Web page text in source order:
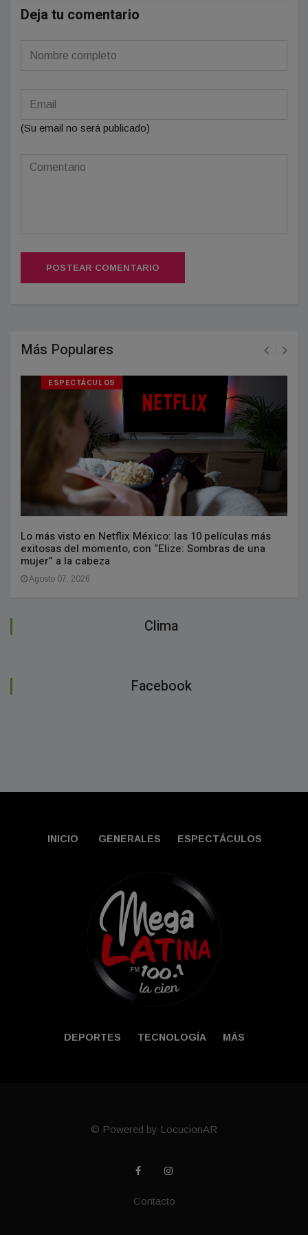
Deja tu comentario
(Su email no será publicado)
POSTEAR COMENTARIO
Más Populares
ESPECTÁCULOS
Lo más visto en Netflix México: las 10 películas más
exitosas del momento, con “Elize: Sombras de una
mujer” a la cabeza
Agosto 07, 2026
Clima
Facebook
INICIO GENERALES ESPECTÁCULOS
DEPORTES TECNOLOGÍA MÁS
© Powered by LocucionAR
Contacto